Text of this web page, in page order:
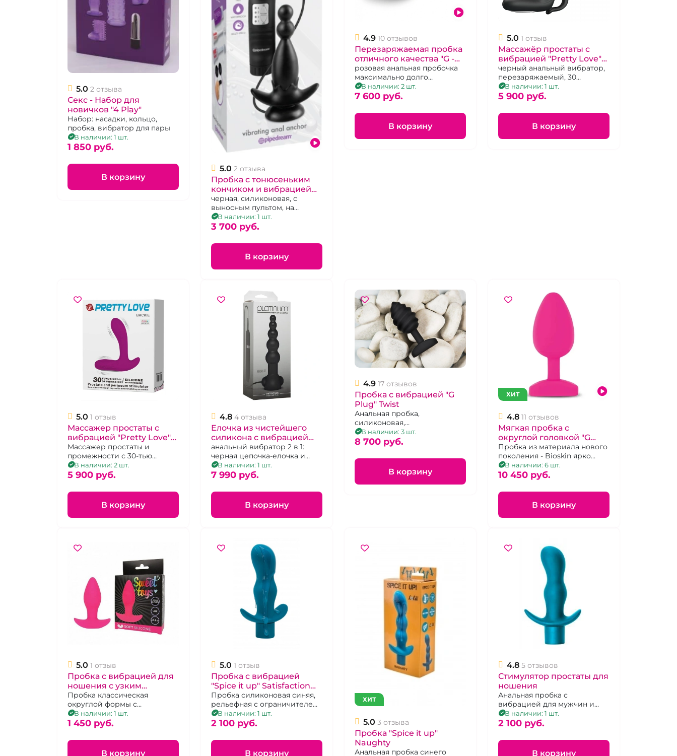
5.0 2 отзыва
Секс - Набор для
новичков "4 Play"
Набор: насадки, кольцо,
пробка, вибратор для пары
В наличии: 1 шт.
1 850 pуб.
В корзину
5.0 2 отзыва
Пробка с тонюсеньким
кончиком и вибрацией
«Anal fantasy» Якорь с 4
режимами
черная, силиконовая, с
выносным пультом, на
кончике 2 шарика
В наличии: 1 шт.
3 700 pуб.
В корзину
4.9 10 отзывов
Перезаряжаемая пробка
отличного качества "G -
Plug" S розовая
розовая анальная пробочка
максимально долго
держащая заряд, USB, в
изящной подарочной
упаковке
В наличии: 2 шт.
7 600 pуб.
В корзину
5.0 1 отзыв
Массажёр простаты с
вибрацией "Pretty Love"
Barrack чёрный
черный анальный вибратор,
перезаряжаемый, 30
режимов
В наличии: 1 шт.
5 900 pуб.
В корзину
5.0 1 отзыв
Массажер простаты с
вибрацией "Pretty Love"
Backie
Массажер простаты и
промежности с 30-тью
режимами вибрации
В наличии: 2 шт.
5 900 pуб.
В корзину
4.8 4 отзыва
Елочка из чистейшего
силикона с вибрацией
"The Passion" Platinum
анальный вибратор 2 в 1:
черная цепочка-елочка и
съемная вибропуля
В наличии: 1 шт.
7 990 pуб.
В корзину
4.9 17 отзывов
Пробка с вибрацией "G
Plug" Twist
Анальная пробка,
силиконовая,
перезаряжаемая, 6 режимов
вибрации
В наличии: 3 шт.
8 700 pуб.
В корзину
ХИТ
4.8 11 отзывов
Мягкая пробка с
округлой головкой "G
Plug" Bioskin розовая,
гладкая
Пробка из материала нового
поколения - Bioskin ярко
розового цвета
В наличии: 6 шт.
10 450 pуб.
В корзину
5.0 1 отзыв
Пробка с вибрацией для
ношения с узким
ограничителем "Sweet
toys" розовая
Пробка классическая
округлой формы с
ограничителем
В наличии: 1 шт.
1 450 pуб.
В корзину
5.0 1 отзыв
Пробка с вибрацией
"Spice it up" Satisfaction
синяя.
Пробка силиконовая синяя,
рельефная с ограничителем
и вибрацией.
В наличии: 1 шт.
2 100 pуб.
В корзину
ХИТ
5.0 3 отзыва
Пробка "Spice it up"
Naughty
Анальная пробка синего
4.8 5 отзывов
Стимулятор простаты для
ношения
Анальная пробка с
вибрацией для мужчин и
женщин
В наличии: 1 шт.
2 100 pуб.
В корзину